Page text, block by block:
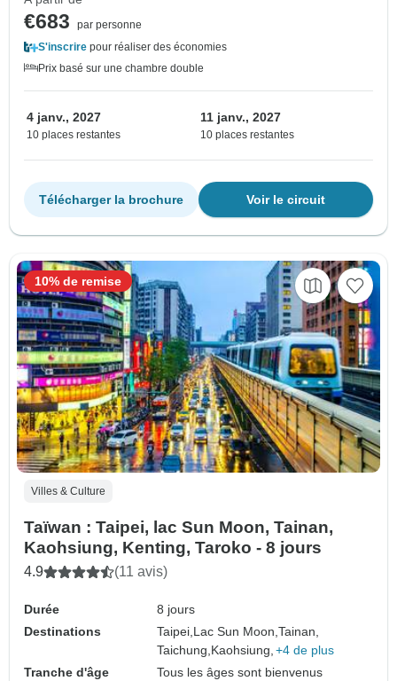
€683
par personne
S'inscrire pour réaliser des économies
Prix basé sur une chambre double
4 janv., 2027
10 places restantes
11 janv., 2027
10 places restantes
Voir le circuit
Télécharger la brochure
Villes & Culture
Taïwan : Taipei, lac Sun Moon, Tainan,
Kaohsiung, Kenting, Taroko - 8 jours
4.9 (11 avis)
Durée
8 jours
Destinations
Taipei, Lac Sun Moon,Tainan,
Taichung, Kaohsiung, +4 de plus
Tranche d'âge
Tous les âges sont bienvenus
10% de remise